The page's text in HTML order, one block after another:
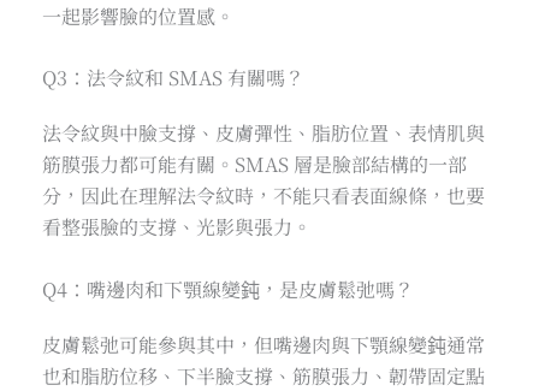
一起影響臉的位置感。
Q3：法令紋和 SMAS 有關嗎？
法令紋與中臉支撐、皮膚彈性、脂肪位置、表情肌與
筋膜張力都可能有關。SMAS 層是臉部結構的一部
分，因此在理解法令紋時，不能只看表面線條，也要
看整張臉的支撐、光影與張力。
Q4：嘴邊肉和下顎線變鈍，是皮膚鬆弛嗎？
皮膚鬆弛可能參與其中，但嘴邊肉與下顎線變鈍通常
也和脂肪位移、下半臉支撐、筋膜張力、韌帶固定點